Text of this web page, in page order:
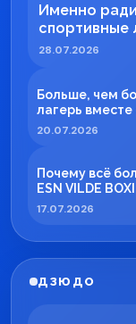
Именно
спортивные
28.07.2026
Больше, чем
лагерь
20.07.2026
Почему всё
ESN VILDE
17.07.2026
ДЗЮДО